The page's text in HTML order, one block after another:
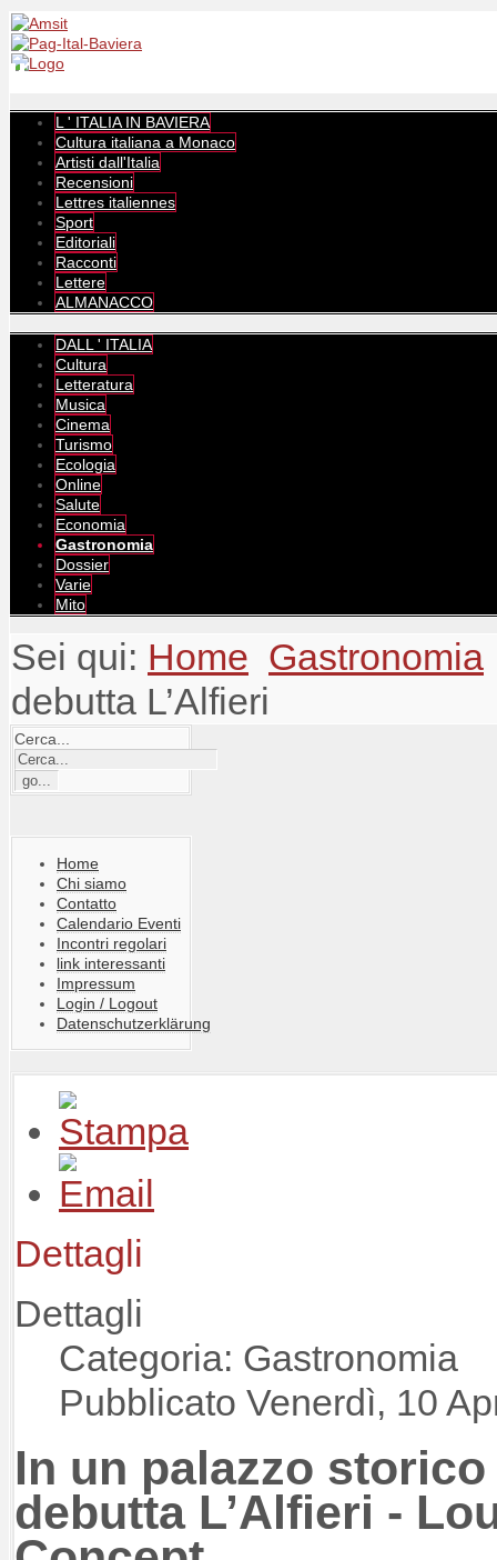
L ' ITALIA IN BAVIERA
Cultura italiana a Monaco
Artisti dall'Italia
Recensioni
Lettres italiennes
Sport
Editoriali
Racconti
Lettere
ALMANACCO
DALL ' ITALIA
Cultura
Letteratura
Musica
Cinema
Turismo
Ecologia
Online
Salute
Economia
Gastronomia
Dossier
Varie
Mito
Sei qui: Home Gastronomia
debutta L’Alfieri
Cerca...
Home
Chi siamo
Contatto
Calendario Eventi
Incontri regolari
link interessanti
Impressum
Login / Logout
Datenschutzerklärung
Dettagli
Dettagli
Categoria: Gastronomia
Pubblicato Venerdì, 10
In un palazzo
debutta L’Alfieri -